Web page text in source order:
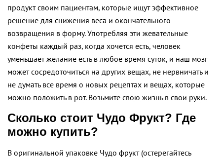
продукт своим пациентам, которые ищут эффективное
решение для снижения веса и окончательного
возвращения в форму. Употребляя эти жевательные
конфеты каждый раз, когда хочется есть, человек
уменьшает желание есть в любое время суток, и наш мозг
может сосредоточиться на других вещах, не нервничать и
не думать все время о новых рецептах и вещах, которые
можно положить в рот. Возьмите свою жизнь в свои руки.
Сколько стоит Чудо Фрукт? Где
можно купить?
В оригинальной упаковке Чудо фрукт (остерегайтесь